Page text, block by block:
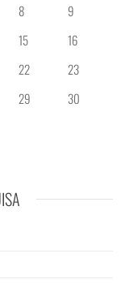
8
9
15
16
22
23
29
30